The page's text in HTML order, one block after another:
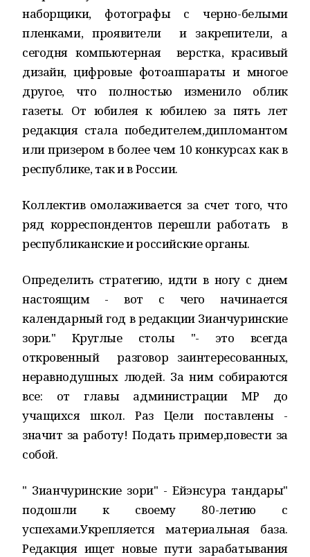
наборщики, фотографы с черно-белыми
пленками, проявители и закрепители, а
сегодня компьютерная верстка, красивый
дизайн, цифровые фотоаппараты и многое
другое, что полностью изменило облик
газеты. От юбилея к юбилею за пять лет
редакция стала победителем,дипломантом
или призером в более чем 10 конкурсах как в
республике, так и в России.
Коллектив омолаживается за счет того, что
ряд корреспондентов перешли работать в
республиканские и российские органы.
Определить стратегию, идти в ногу с днем
настоящим - вот с чего начинается
календарный год в редакции Зианчуринские
зори." Круглые столы "- это всегда
откровенный разговор заинтересованных,
неравнодушных людей. За ним собираются
все: от главы администрации МР до
учащихся школ. Раз Цели поставлены -
значит за работу! Подать пример,повести за
собой.
" Зианчуринские зори" - Ейэнсура тандары"
подошли к своему 80-летию с
успехами.Укрепляется материальная база.
Редакция ищет новые пути зарабатывания